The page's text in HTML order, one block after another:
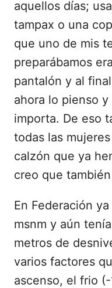
aquellos días;
tampax o una
que uno de mis
preparábamos
pantalón y al
ahora lo pienso
importa. De eso
todas las
calzón que ya
creo que
En Federación
msnm y aún
metros de
varios factores
ascenso, el frio